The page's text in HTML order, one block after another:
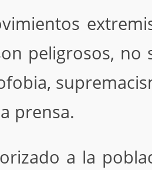
peligrosos,
prensa.
a la